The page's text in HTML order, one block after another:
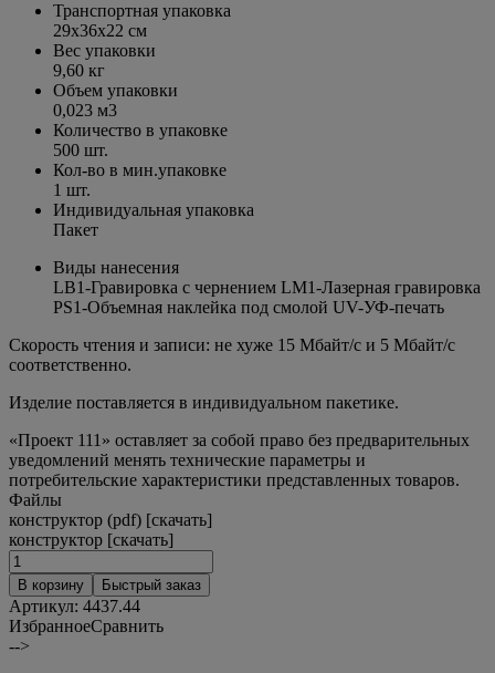
Транспортная упаковка
29x36x22 см
Вес упаковки
9,60 кг
Объем упаковки
0,023 м3
Количество в упаковке
500 шт.
Кол-во в мин.упаковке
1 шт.
Индивидуальная упаковка
Пакет
Виды нанесения
LB1-Гравировка с чернением LM1-Лазерная гравировка
PS1-Объемная наклейка под смолой UV-УФ-печать
Скорость чтения и записи: не хуже 15 Мбайт/с и 5 Мбайт/с
соответственно.
Изделие поставляется в индивидуальном пакетике.
«Проект 111» оставляет за собой право без предварительных
уведомлений менять технические параметры и
потребительские характеристики представленных товаров.
Файлы
конструктор (pdf) [скачать]
конструктор [скачать]
В корзину Быстрый заказ
Артикул: 4437.44
ИзбранноеСравнить
-->